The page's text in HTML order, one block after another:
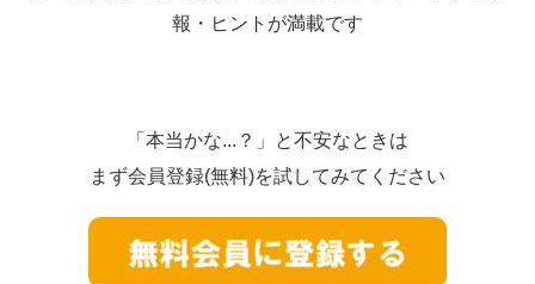
報・ヒントが満載です
「本当かな...？」と不安なときは
まず会員登録(無料)を試してみてください